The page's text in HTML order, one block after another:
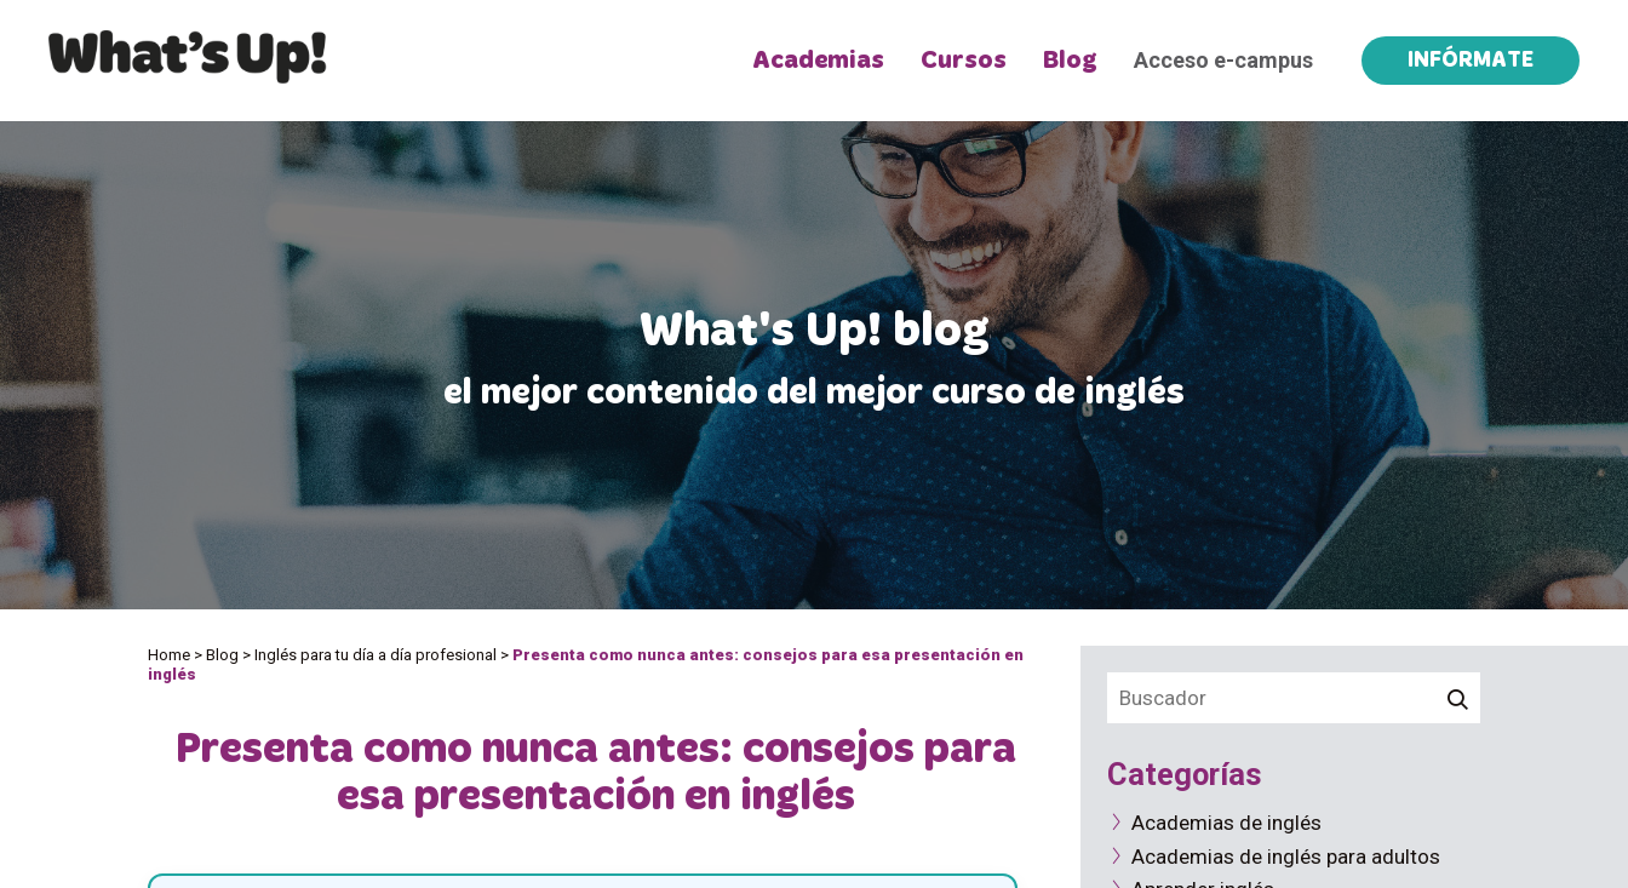
Academias Cursos Blog Acceso e-campus INFÓRMATE
What's Up! blog
el mejor contenido del mejor curso de inglés
Home > Blog > Inglés para tu día a día profesional > Presenta como nunca antes: consejos para esa presentación en
inglés
Presenta como nunca antes: consejos para
esa presentación en inglés
Categorías
Academias de inglés
Academias de inglés para adultos